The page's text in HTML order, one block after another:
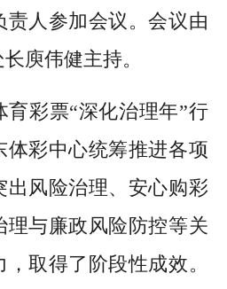
责人参加会议。会议由
庾伟健主持。
育彩票“深化治理年”行
体彩中心统筹推进各项
出风险治理、安心购彩
理与廉政风险防控等关
取得了阶段性成效。